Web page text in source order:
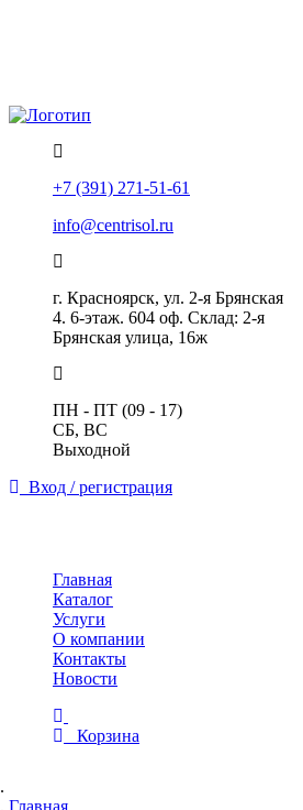
+7 (391) 271-51-61
info@centrisol.ru
г. Красноярск, ул. 2-я Брянская
4. 6-этаж. 604 оф. Склад: 2-я
Брянская улица, 16ж
ПН - ПТ (09 - 17)
СБ, ВС
Выходной
Вход / регистрация
Главная
Каталог
Услуги
О компании
Контакты
Новости
Корзина
Главная